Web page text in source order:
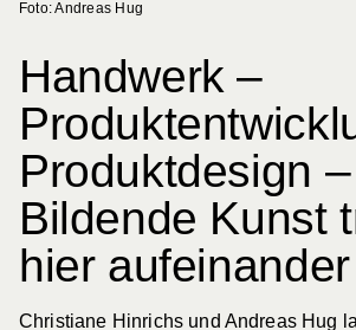
Foto: Andreas Hug
Handwerk –
Produktdesign –
Bildende Kunst
hier aufeinander
Christiane Hinrichs und Andreas Hug